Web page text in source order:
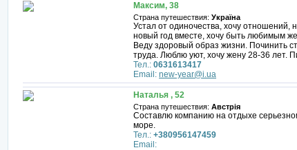
Максим, 38
Страна путешествия: Україна
Устал от одиночества, хочу отношений,
новый год вместе, хочу быть любимым
Веду здоровый образ жизни. Починить
труда. Люблю уют, хочу жену 28-36 лет.
Тел.: 0631613417
Email: new-year@i.ua
Наталья , 52
Страна путешествия: Австрія
Составлю компанию на отдыхе
море.
Тел.: +380956147459
Email: